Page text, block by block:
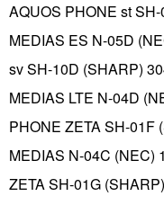
AQUOS PHONE st
MEDIAS ES N-05D
sv SH-10D (SHARP)
MEDIAS LTE N-04D
PHONE ZETA SH-01F
MEDIAS N-04C (NEC)
ZETA SH-01G